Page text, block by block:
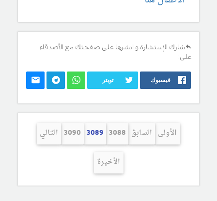
شارك الإستشارة و انشرها على صفحتك مع الأصدقاء
على:
فيسبوك تويتر
الأولى السابق 3088
3089
3090 التالي
الأخيرة